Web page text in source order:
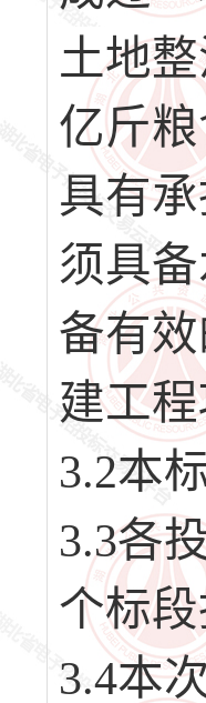
土地
亿斤
具有
须具
备有
建工
3.2本
3.3各
个标段
3.4本